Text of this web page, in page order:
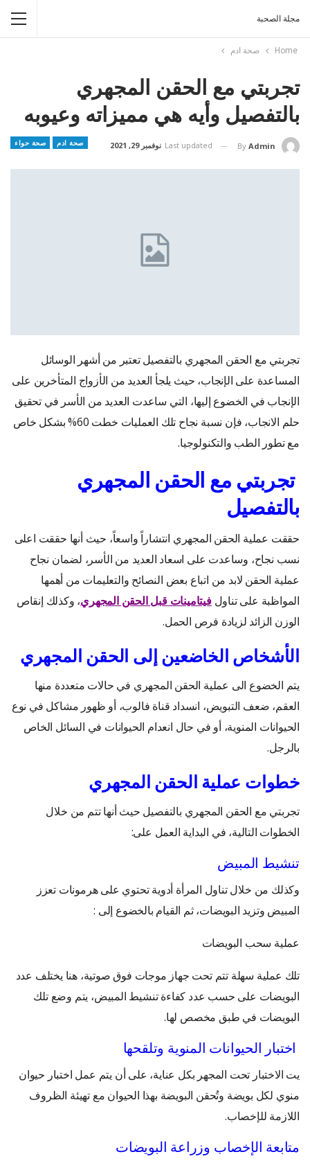
مجلة الصحبة
Home صحة ادم
تجربتي مع الحقن المجهري
بالتفصيل وأيه هي مميزاته وعيوبه
صحة ادم صحة حواء By Admin
Last updated نوفمبر 29, 2021
تجربتي مع الحقن المجهري بالتفصيل تعتبر من أشهر الوسائل
المساعدة على الإنجاب، حيث يلجأ العديد من الأزواج المتأخرين على
الإنجاب في الخضوع إليها، التي ساعدت العديد من الأسر في تحقيق
حلم الانجاب، فإن نسبة نجاح تلك العمليات خطت 60% بشكل خاص
مع تطور الطب والتكنولوجيا.
تجربتي مع الحقن المجهري
بالتفصيل
حققت عملية الحقن المجهري انتشاراً واسعاً، حيث أنها حققت اعلى
نسب نجاح، وساعدت على اسعاد العديد من الأسر، لضمان نجاح
عملية الحقن لابد من اتباع بعض النصائح والتعليمات من أهمها
المواظبة على تناول فيتامينات قبل الحقن المجهري، وكذلك إنقاص
الوزن الزائد لزيادة فرص الحمل.
الأشخاص الخاضعين إلى الحقن المجهري
يتم الخضوع الى عملية الحقن المجهري في حالات متعددة منها
العقم، ضعف التبويض، انسداد قناة فالوب، أو ظهور مشاكل في نوع
الحيوانات المنوية، أو في حال انعدام الحيوانات في السائل الخاص
بالرجل.
خطوات عملية الحقن المجهري
تجربتي مع الحقن المجهري بالتفصيل حيث أنها تتم من خلال
الخطوات التالية، في البداية العمل على:
تنشيط المبيض
وكذلك من خلال تناول المرأة أدوية تحتوي على هرمونات تعزز
المبيض وتزيد البويضات، ثم القيام بالخضوع إلى :
عملية سحب البويضات
تلك عملية سهلة تتم تحت جهاز موجات فوق صوتية، هنا يختلف عدد
البويضات على حسب عدد كفاءة تنشيط المبيض، يتم وضع تلك
البويضات في طبق مخصص لها.
اختبار الحيوانات المنوية وتلقحها
يت الاختبار تحت المجهر بكل عناية، على أن يتم عمل اختبار حيوان
منوي لكل بويضة وتُحقن البويضة بهذا الحيوان مع تهيئة الظروف
اللازمة للإخصاب.
متابعة الإخصاب وزراعة البويضات